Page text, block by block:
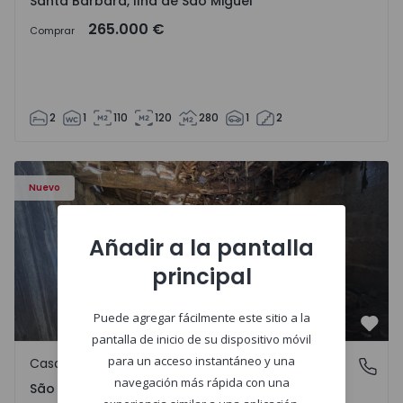
Comprar 265.000 €
2 1 110 120 280 1 2
Nuevo
Casa Vila Real, São Tomé do Castelo e Justes - 1575189 - 1
São Tomé do Castelo e Justes, Vila Real
Casa de Campo
São Tomé do Castelo e Justes, Vila Real
Añadir a la pantalla
principal
Puede agregar fácilmente este sitio a la
pantalla de inicio de su dispositivo móvil
para un acceso instantáneo y una
navegación más rápida con una